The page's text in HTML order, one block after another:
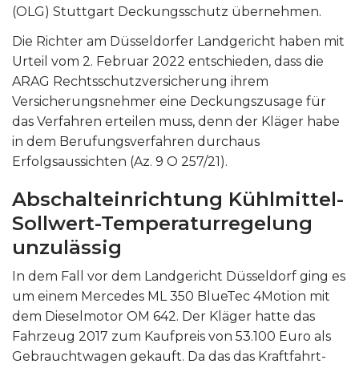
(OLG) Stuttgart Deckungsschutz übernehmen.
Die Richter am Düsseldorfer Landgericht haben mit
Urteil vom 2. Februar 2022 entschieden, dass die
ARAG Rechtsschutzversicherung ihrem
Versicherungsnehmer eine Deckungszusage für
das Verfahren erteilen muss, denn der Kläger habe
in dem Berufungsverfahren durchaus
Erfolgsaussichten (Az. 9 O 257/21).
Abschalteinrichtung Kühlmittel-
Sollwert-Temperaturregelung
unzulässig
In dem Fall vor dem Landgericht Düsseldorf ging es
um einem Mercedes ML 350 BlueTec 4Motion mit
dem Dieselmotor OM 642. Der Kläger hatte das
Fahrzeug 2017 zum Kaufpreis von 53.100 Euro als
Gebrauchtwagen gekauft. Da das das Kraftfahrt-